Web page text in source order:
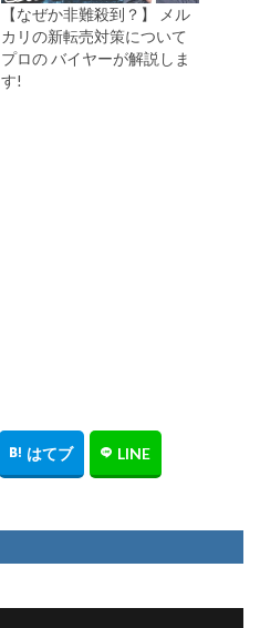
【なぜか非難殺到？】 メル
カリの新転売対策について
プロの バイヤーが解説しま
す!